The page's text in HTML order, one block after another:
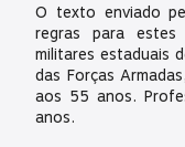
O texto enviado
regras para estes
militares estaduais
das Forças
aos 55 anos.
anos.